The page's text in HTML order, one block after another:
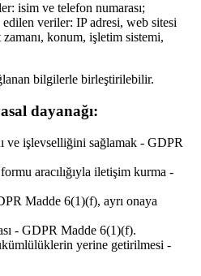
isim ve telefon numarası;
edilen veriler: IP adresi, web sitesi
konum, işletim sistemi,
bilgilerle birleştirilebilir.
dayanağı:
ve işlevselliğini sağlamak - GDPR
aracılığıyla iletişim kurma -
Madde 6(1)(f), ayrı onaya
- GDPR Madde 6(1)(f).
yerine getirilmesi -